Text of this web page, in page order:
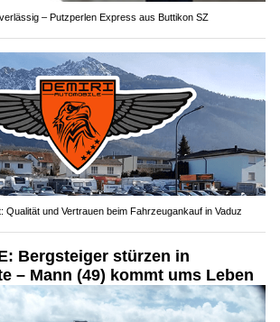
– Putzperlen Express aus Buttikon SZ
Qualität und Vertrauen beim Fahrzeugankauf in Vaduz
Bergsteiger stürzen in
– Mann (49) kommt ums Leben